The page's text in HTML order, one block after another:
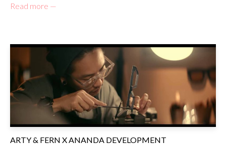
Read more —
ARTY & FERN X ANANDA DEVELOPMENT